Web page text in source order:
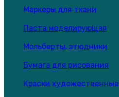
Маркеры для ткани
Паста моделирующая
Мольберты, этюдники
Бумага для рисования
Краски художественные